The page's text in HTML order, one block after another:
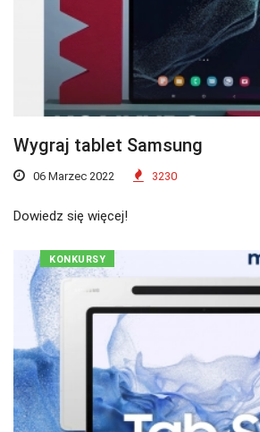
Wygraj tablet Samsung
06 Marzec 2022 3230
Dowiedz się więcej!
KONKURSY